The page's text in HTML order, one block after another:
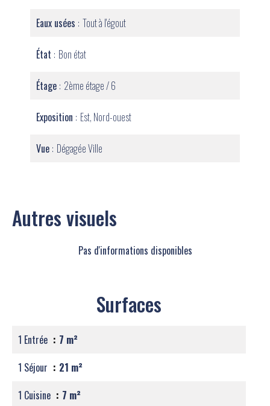
Eaux usées Tout à l'égout
État Bon état
Étage 2ème étage / 6
Exposition Est, Nord-ouest
Vue Dégagée Ville
Autres visuels
Pas d'informations disponibles
Surfaces
1 Entrée
7 m²
1 Séjour
21 m²
1 Cuisine
7 m²